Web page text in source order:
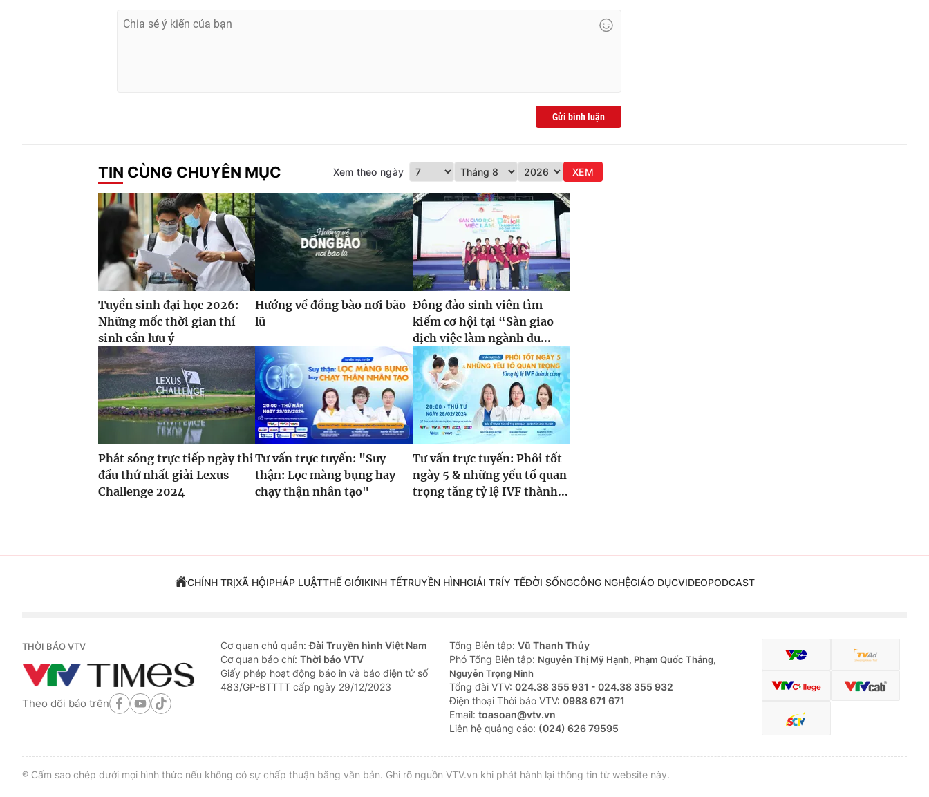
Gửi bình luận
TIN CÙNG CHUYÊN MỤC Xem theo ngày XEM
Tuyển sinh đại học 2026:
Những mốc thời gian thí
sinh cần lưu ý
Hướng về đồng bào nơi bão
lũ
Đông đảo sinh viên tìm
kiếm cơ hội tại “Sàn giao
dịch việc làm ngành du...
Phát sóng trực tiếp ngày thi
đấu thứ nhất giải Lexus
Challenge 2024
Tư vấn trực tuyến: "Suy
thận: Lọc màng bụng hay
chạy thận nhân tạo"
Tư vấn trực tuyến: Phôi tốt
ngày 5 & những yếu tố quan
trọng tăng tỷ lệ IVF thành...
CHÍNH TRỊXÃ HỘIPHÁP LUẬTTHẾ GIỚIKINH TẾTRUYỀN HÌNHGIẢI TRÍY TẾĐỜI SỐNGCÔNG NGHỆGIÁO DỤCVIDEOPODCAST
THỜI BÁO VTV
Theo dõi báo trên
Cơ quan chủ quản:Đài Truyền hình Việt Nam
Cơ quan báo chí: Thời báo VTV
Giấy phép hoạt động báo in và báo điện tử số
483/GP-BTTTT cấp ngày 29/12/2023
Tổng Biên tập: Vũ Thanh Thủy
Phó Tổng Biên tập: Nguyễn Thị Mỹ Hạnh, Phạm Quốc Thắng,
Nguyễn Trọng Ninh
Tổng đài VTV: 024.38 355 931 - 024.38 355 932
Ðiện thoại Thời báo VTV: 0988 671 671
Email: toasoan@vtv.vn
Liên hệ quảng cáo: (024) 626 79595
® Cấm sao chép dưới mọi hình thức nếu không có sự chấp thuận bằng văn bản. Ghi rõ nguồn VTV.vn khi phát hành lại thông tin từ website này.